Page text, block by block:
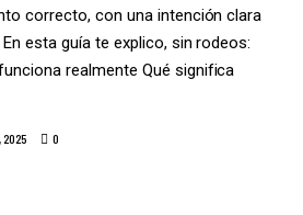
correcto, con una intención clara
esta guía te explico, sin rodeos:
realmente Qué significa
2025 0